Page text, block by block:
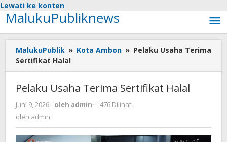
Lewati ke konten
MalukuPubliknews
MalukuPublik » Kota Ambon » Pelaku Usaha Terima
Sertifikat Halal
Pelaku Usaha Terima Sertifikat Halal
Juni 9, 2026 oleh admin-
476 Dilihat
oleh admin